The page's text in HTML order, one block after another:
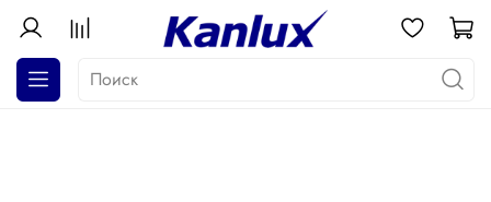
АКЦИЯ! Почти даром!
Распродажа серия GALOBA !